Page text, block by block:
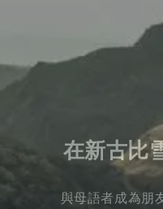
在新古比
與母語者成為朋